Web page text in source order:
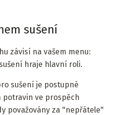
sušení
závisí na vašem menu:
hraje hlavní roli.
sušení je postupné
ve prospěch
považovány za "nepřátele"